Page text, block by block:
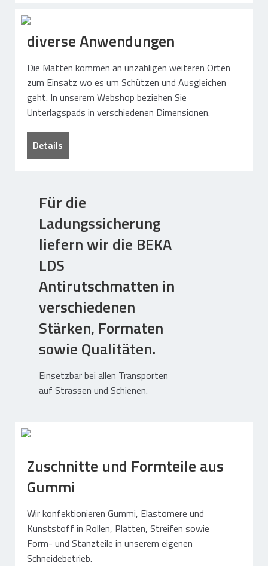
diverse Anwendungen
Die Matten kommen an unzähligen weiteren Orten
zum Einsatz wo es um Schützen und Ausgleichen
geht. In unserem Webshop beziehen Sie
Unterlagspads in verschiedenen Dimensionen.
Details
Für die
Ladungssicherung
liefern wir die BEKA
LDS
Antirutschmatten in
verschiedenen
Stärken, Formaten
sowie Qualitäten.
Einsetzbar bei allen Transporten
auf Strassen und Schienen.
Zuschnitte und Formteile aus
Gummi
Wir konfektionieren Gummi, Elastomere und
Kunststoff in Rollen, Platten, Streifen sowie
Form- und Stanzteile in unserem eigenen
Schneidebetrieb.